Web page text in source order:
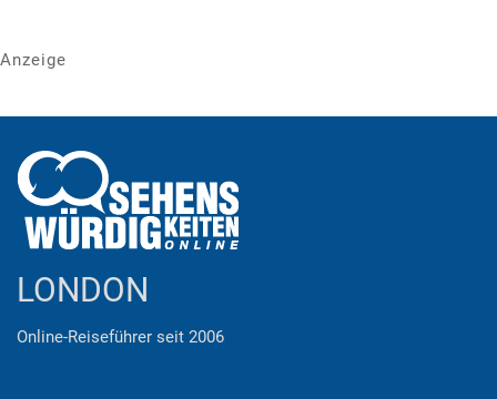
Anzeige
LONDON
Online-Reiseführer seit 2006